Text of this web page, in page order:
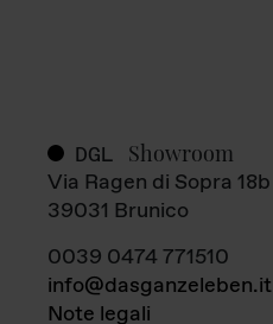
DGL Showroom
Via Ragen di Sopra 18b
39031 Brunico
0039 0474 771510
info@dasganzeleben.it
Note legali